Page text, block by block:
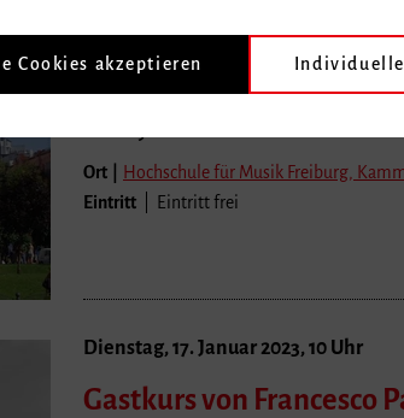
Mittwoch, 18. Januar 2023, 20 Uhr
Kyiv–Freiburg
Ort |
Hochschule für Musik Freiburg,
Eintritt| Eintritt frei
Dienstag, 17. Januar 2023, 10 Uhr
Gastkurs von Francesco
Cookies akzeptieren